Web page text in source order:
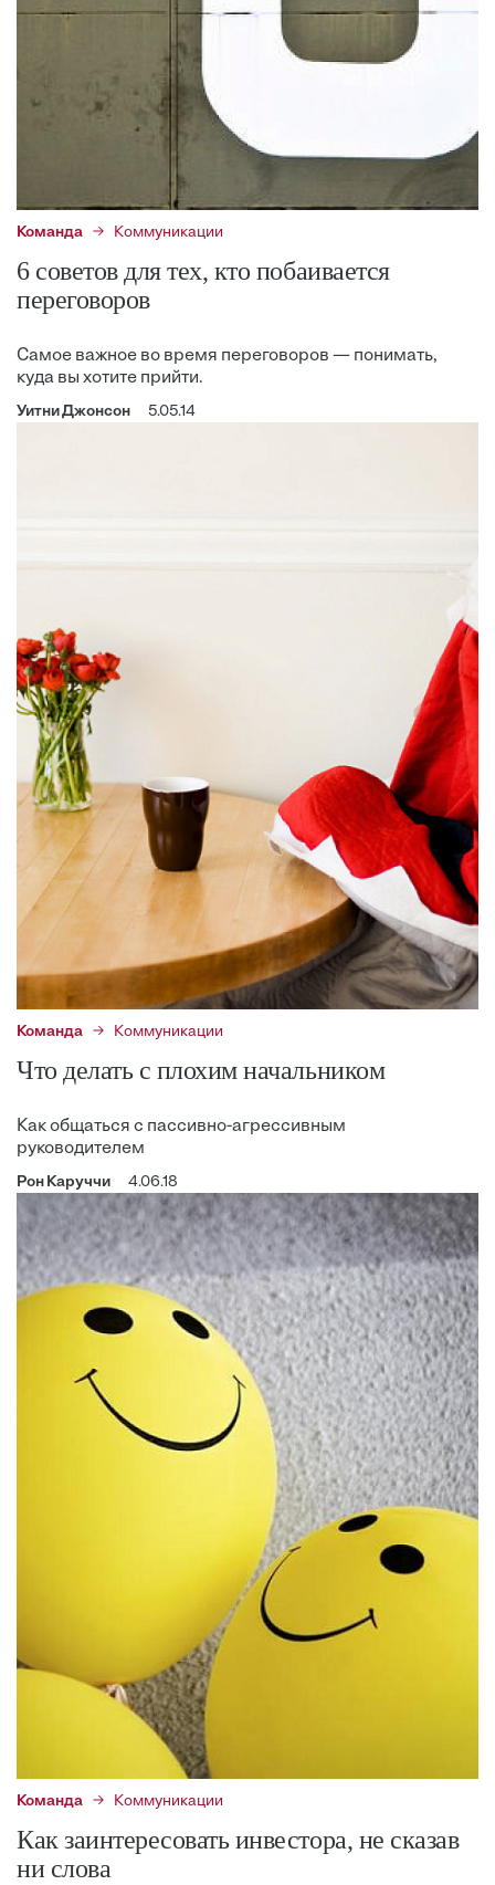
Команда Коммуникации
6 советов для тех, кто побаивается
переговоров
Самое важное во время переговоров — понимать,
куда вы хотите прийти.
Уитни Джонсон 5.05.14
Команда Коммуникации
Что делать с плохим начальником
Как общаться с пассивно-агрессивным
руководителем
Рон Каруччи 4.06.18
Команда Коммуникации
Как заинтересовать инвестора, не сказав
ни слова